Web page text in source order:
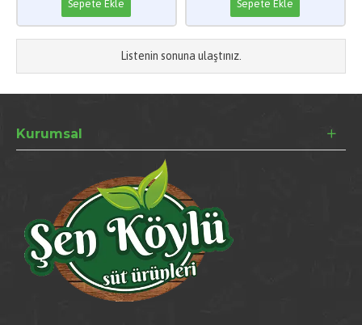
Sepete Ekle Sepete Ekle
Listenin sonuna ulaştınız.
Kurumsal